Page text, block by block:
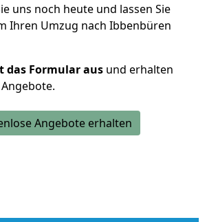
uns noch heute und lassen Sie
Ihren Umzug nach Ibbenbüren
das Formular aus und erhalten
Angebote erhalten